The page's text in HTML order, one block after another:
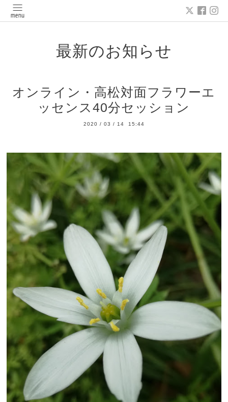
最新のお知らせ
オンライン・高松対面フラワーエ
ッセンス40分セッション
2020 / 03 / 14 15:44